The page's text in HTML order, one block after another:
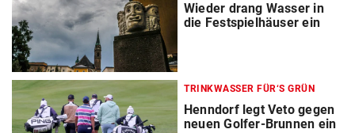
Wieder drang Wasser in
die Festspielhäuser ein
TRINKWASSER FÜR‘S GRÜN
Henndorf legt Veto gegen
neuen Golfer-Brunnen ein